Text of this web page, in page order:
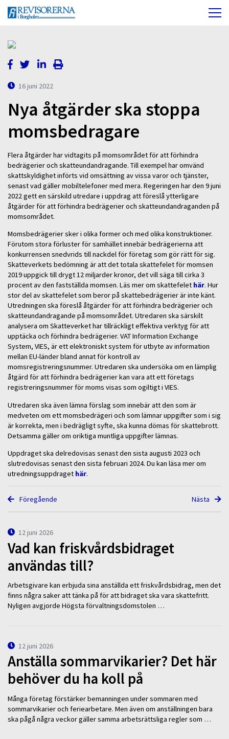
16 juni 2022
Nya åtgärder ska stoppa
momsbedragare
Flera åtgärder har vidtagits på momsområdet för att förhindra
bedrägerier och skatteundandragande. Till exempel har omvänd
skattskyldighet införts vid omsättning av vissa varor och tjänster,
senast vad gäller mobiltelefoner med mera. Regeringen har den 9 juni
2022 gett en särskild utredare i uppdrag att föreslå ytterligare
åtgärder för att förhindra bedrägerier och skatteundandraganden på
momsområdet.
Momsbedrägerier sker i olika former och med olika konstruktioner.
Förutom stora förluster för samhället innebär bedrägerierna att
konkurrensen snedvrids till nackdel för företag som gör rätt för sig.
Skatteverkets bedömning är att det totala skattefelet för momsen
2019 uppgick till drygt 12 miljarder kronor, det vill säga till cirka 3
procent av den fastställda momsen. Läs mer om skattefelet här. Hur
stor del av skattefelet som beror på skattebedrägerier är inte känt.
Utredningen ska föreslå åtgärder för att förhindra bedrägerier och
skatteundandragande på momsområdet. Utredaren ska särskilt
analysera om Skatteverket har tillräckligt effektiva verktyg för att
upptäcka och förhindra bedrägerier. VAT Information Exchange
System, VIES, är ett elektroniskt system för utbyte av information
mellan EU-länder bland annat för kontroll av
momsregistreringsnummer. Utredaren ska undersöka om en lämplig
åtgärd för att förhindra bedrägerier kan vara att ett företags
registreringsnummer för moms visas som ogiltigt i VIES.
Utredaren ska även lämna förslag som innebär att den som är
medveten om ett momsbedrägeri och som lämnar uppgifter som i sig
är korrekta, men i bedrägligt syfte, ska kunna dömas för skattebrott.
Detsamma gäller om oriktiga muntliga uppgifter lämnas.
Uppdraget ska delredovisas senast den sista augusti 2023 och
slutredovisas senast den sista februari 2024. Du kan läsa mer om
utredningsuppdraget här.
Föregående Nästa
12 juni 2026
Vad kan friskvårdsbidraget
användas till?
Arbetsgivare kan erbjuda sina anställda ett friskvårdsbidrag, men det
finns några saker att tänka på för att bidraget ska vara skattefritt.
Nyligen avgjorde Högsta förvaltningsdomstolen …
12 juni 2026
Anställa sommarvikarier? Det här
behöver du ha koll på
Många företag förstärker bemanningen under sommaren med
sommarvikarier och feriearbetare. Men även om anställningen bara
ska pågå några veckor gäller samma arbetsrättsliga regler som …